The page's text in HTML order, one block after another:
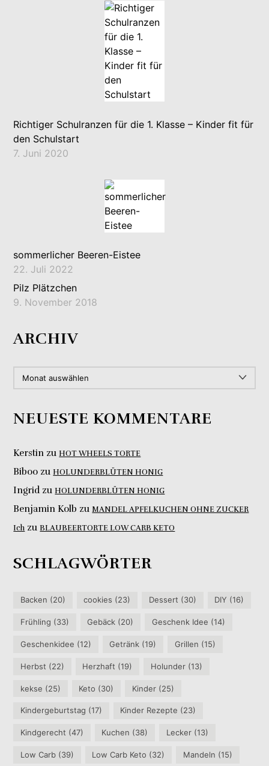
Richtiger Schulranzen für die 1. Klasse – Kinder fit für
den Schulstart
7. Juni 2020
sommerlicher Beeren-Eistee
22. Juli 2022
Pilz Plätzchen
9. November 2018
ARCHIV
NEUESTE KOMMENTARE
Kerstin zuHOT WHEELS TORTE
Biboo zuHOLUNDERBLÜTEN HONIG
IngridzuHOLUNDERBLÜTEN HONIG
Benjamin Kolb zuMANDEL APFELKUCHEN OHNE ZUCKER
Ich zuBLAUBEERTORTE LOW CARB KETO
SCHLAGWÖRTER
Backen (20) cookies (23) Dessert (30) DIY (16)
Frühling (33) Gebäck (20) Geschenk Idee (14)
Geschenkidee (12) Getränk (19) Grillen (15)
Herbst (22) Herzhaft (19) Holunder(13)
kekse (25) Keto (30) Kinder(25)
Kindergeburtstag (17) Kinder Rezepte (23)
Kindgerecht (47) Kuchen (38) Lecker(13)
Low Carb (39) Low Carb Keto (32) Mandeln (15)